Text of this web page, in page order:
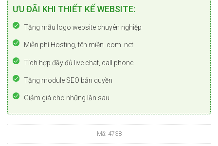
ƯU ĐÃI KHI THIẾT KẾ WEBSITE:
Tặng mẫu logo website chuyên nghiệp
Miễn phí Hosting, tên miền .com .net
Tích hợp đầy đủ live chat, call phone
Tặng module SEO bản quyền
Giảm giá cho những lần sau
Mã: 4738